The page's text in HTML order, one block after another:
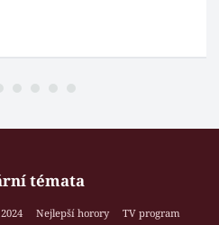
témata
Nejlepší horory
TV program